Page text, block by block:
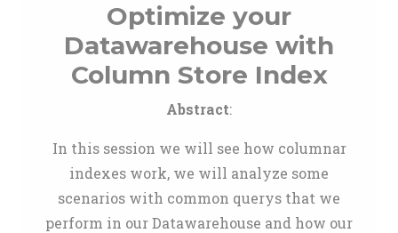
Optimize your
Datawarehouse with
Column Store Index
Abstract:
In this session we will see how columnar
indexes work, we will analyze some
scenarios with common querys that we
perform in our Datawarehouse and how our